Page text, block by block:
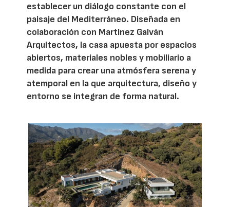
establecer un diálogo constante con el
paisaje del Mediterráneo. Diseñada en
colaboración con Martinez Galván
Arquitectos, la casa apuesta por espacios
abiertos, materiales nobles y mobiliario a
medida para crear una atmósfera serena y
atemporal en la que arquitectura, diseño y
entorno se integran de forma natural.